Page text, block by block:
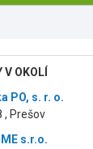
V OKOLÍ
PO, s. r. o.
, Prešov
s.r.o.